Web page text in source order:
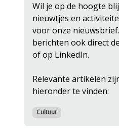
Wil je op de hoogte
nieuwtjes en
voor onze
berichten ook direct
of op LinkedIn.
Relevante artikelen
hieronder te vinden:
Cultuur